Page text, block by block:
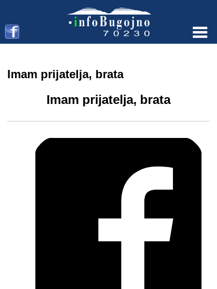
Imam prijatelja, brata
Imam prijatelja, brata